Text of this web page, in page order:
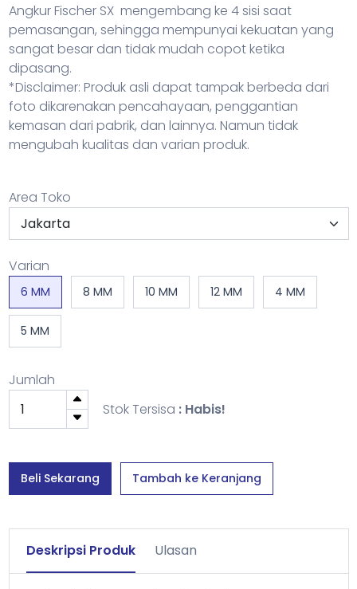
Angkur Fischer SX mengembang ke 4 sisi saat
pemasangan, sehingga mempunyai kekuatan yang
sangat besar dan tidak mudah copot ketika
dipasang.
*Disclaimer: Produk asli dapat tampak berbeda dari
foto dikarenakan pencahayaan, penggantian
kemasan dari pabrik, dan lainnya. Namun tidak
mengubah kualitas dan varian produk.
Area Toko
Varian
6 MM 8 MM 10 MM 12 MM 4 MM
5 MM
Jumlah
Stok Tersisa : Habis!
Beli Sekarang Tambah ke Keranjang
Deskripsi Produk Ulasan